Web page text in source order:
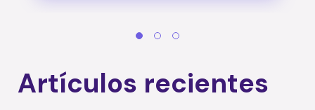
Artículos recientes